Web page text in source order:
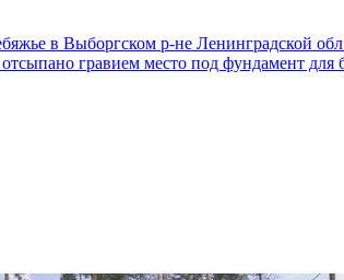
в Выборгском р-не Ленинградской
гравием место под фундамент для